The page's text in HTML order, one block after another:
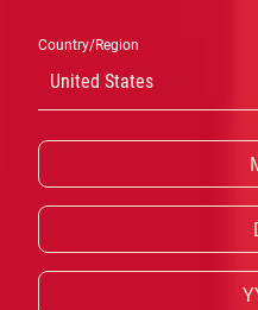
Country/Region
United States
DIE KULTIGE,
ITALIENISCHE
DAS HERZSTÜCK
COCKTAILS UND